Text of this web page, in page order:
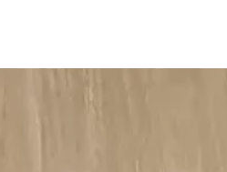
Queen 1,60m Golden Hellen